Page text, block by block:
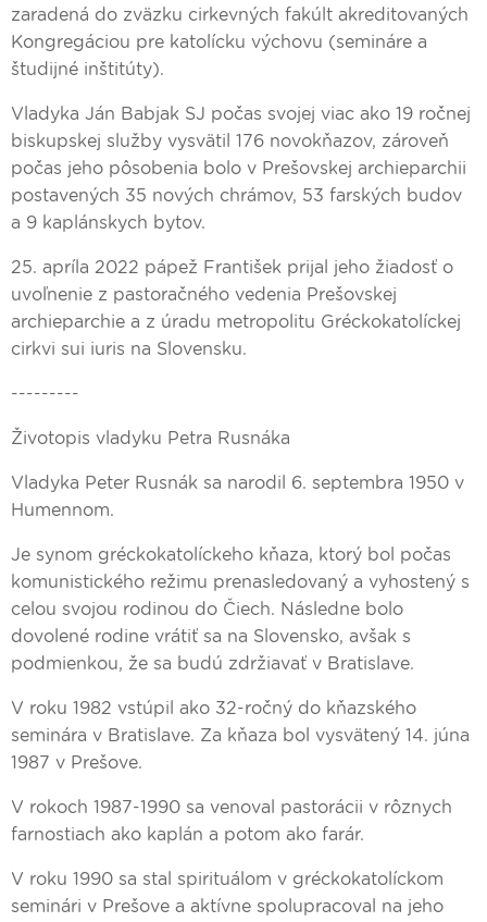
zaradená do zväzku cirkevných fakúlt akreditovaných
Kongregáciou pre katolícku výchovu (semináre a
študijné inštitúty).
Vladyka Ján Babjak SJ počas svojej viac ako 19 ročnej
biskupskej služby vysvätil 176 novokňazov, zároveň
počas jeho pôsobenia bolo v Prešovskej archieparchii
postavených 35 nových chrámov, 53 farských budov
a 9 kaplánskych bytov.
25. apríla 2022 pápež František prijal jeho žiadosť o
uvoľnenie z pastoračného vedenia Prešovskej
archieparchie a z úradu metropolitu Gréckokatolíckej
cirkvi sui iuris na Slovensku.
---------
Životopis vladyku Petra Rusnáka
Vladyka Peter Rusnák sa narodil 6. septembra 1950 v
Humennom.
Je synom gréckokatolíckeho kňaza, ktorý bol počas
komunistického režimu prenasledovaný a vyhostený s
celou svojou rodinou do Čiech. Následne bolo
dovolené rodine vrátiť sa na Slovensko, avšak s
podmienkou, že sa budú zdržiavať v Bratislave.
V roku 1982 vstúpil ako 32-ročný do kňazského
seminára v Bratislave. Za kňaza bol vysvätený 14. júna
1987 v Prešove.
V rokoch 1987-1990 sa venoval pastorácii v rôznych
farnostiach ako kaplán a potom ako farár.
V roku 1990 sa stal spirituálom v gréckokatolíckom
seminári v Prešove a aktívne spolupracoval na jeho